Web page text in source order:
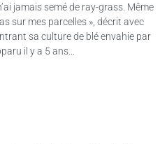
jamais semé de ray-grass. Même
sur mes parcelles », décrit avec
sa culture de blé envahie par
il y a 5 ans…